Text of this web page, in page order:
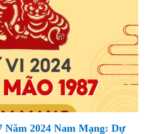
Năm 2024 Nam Mạng: Dự